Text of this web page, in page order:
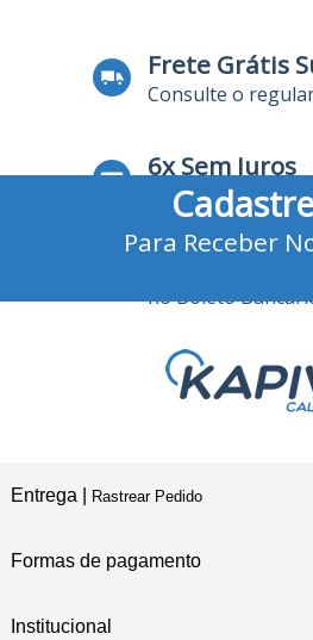
Frete Grátis
Consulte o
6x Sem Juros
no Cartão de
no Boleto
Para Receber
Entrega | Rastrear Pedido
Formas de pagamento
Institucional